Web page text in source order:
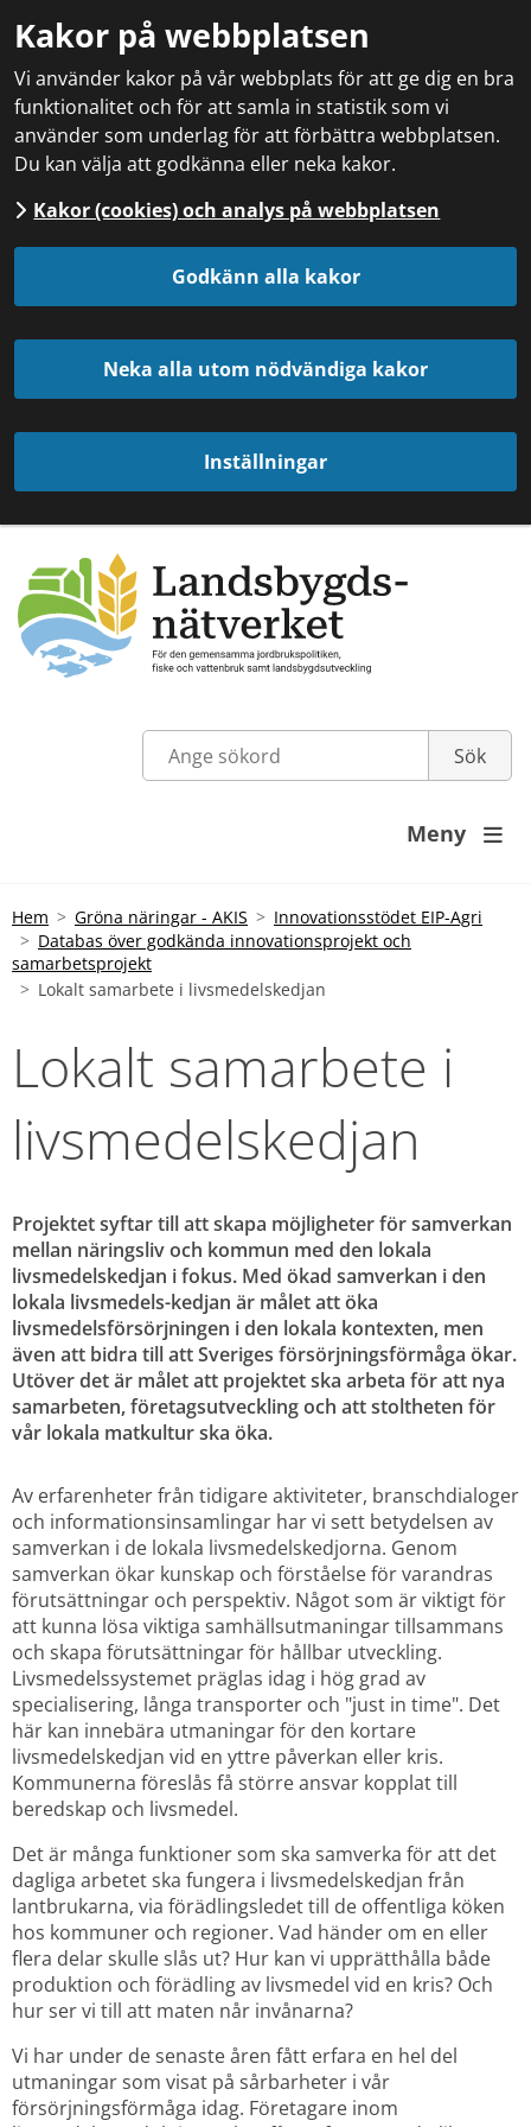
Kakor på webbplatsen
Vi använder kakor på vår webbplats för att ge dig en bra
funktionalitet och för att samla in statistik som vi
använder som underlag för att förbättra webbplatsen.
Du kan välja att godkänna eller neka kakor.
Kakor (cookies) och analys på webbplatsen
Godkänn alla kakor
Neka alla utom nödvändiga kakor
Inställningar
Meny 
Hem Gröna näringar - AKIS
Innovationsstödet EIP-Agri
Databas över godkända innovationsprojekt och
samarbetsprojekt
Lokalt samarbete i livsmedelskedjan
Lokalt samarbete i
livsmedelskedjan
Projektet syftar till att skapa möjligheter för samverkan
mellan näringsliv och kommun med den lokala
livsmedelskedjan i fokus. Med ökad samverkan i den
lokala livsmedels-kedjan är målet att öka
livsmedelsförsörjningen i den lokala kontexten, men
även att bidra till att Sveriges försörjningsförmåga ökar.
Utöver det är målet att projektet ska arbeta för att nya
samarbeten, företagsutveckling och att stoltheten för
vår lokala matkultur ska öka.
Av erfarenheter från tidigare aktiviteter, branschdialoger
och informationsinsamlingar har vi sett betydelsen av
samverkan i de lokala livsmedelskedjorna. Genom
samverkan ökar kunskap och förståelse för varandras
förutsättningar och perspektiv. Något som är viktigt för
att kunna lösa viktiga samhällsutmaningar tillsammans
och skapa förutsättningar för hållbar utveckling.
Livsmedelssystemet präglas idag i hög grad av
specialisering, långa transporter och "just in time". Det
här kan innebära utmaningar för den kortare
livsmedelskedjan vid en yttre påverkan eller kris.
Kommunerna föreslås få större ansvar kopplat till
beredskap och livsmedel.
Det är många funktioner som ska samverka för att det
dagliga arbetet ska fungera i livsmedelskedjan från
lantbrukarna, via förädlingsledet till de offentliga köken
hos kommuner och regioner. Vad händer om en eller
flera delar skulle slås ut? Hur kan vi upprätthålla både
produktion och förädling av livsmedel vid en kris? Och
hur ser vi till att maten når invånarna?
Vi har under de senaste åren fått erfara en hel del
utmaningar som visat på sårbarheter i vår
försörjningsförmåga idag. Företagare inom